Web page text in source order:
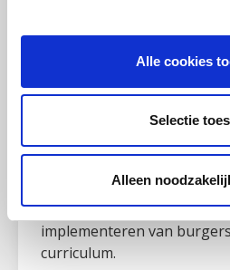
Alle cookies
Selectie
Alleen
Post-hbo / master,
Coördinator
Als Coördinator
het gebied van
met het team voor het
implementeren van
curriculum.